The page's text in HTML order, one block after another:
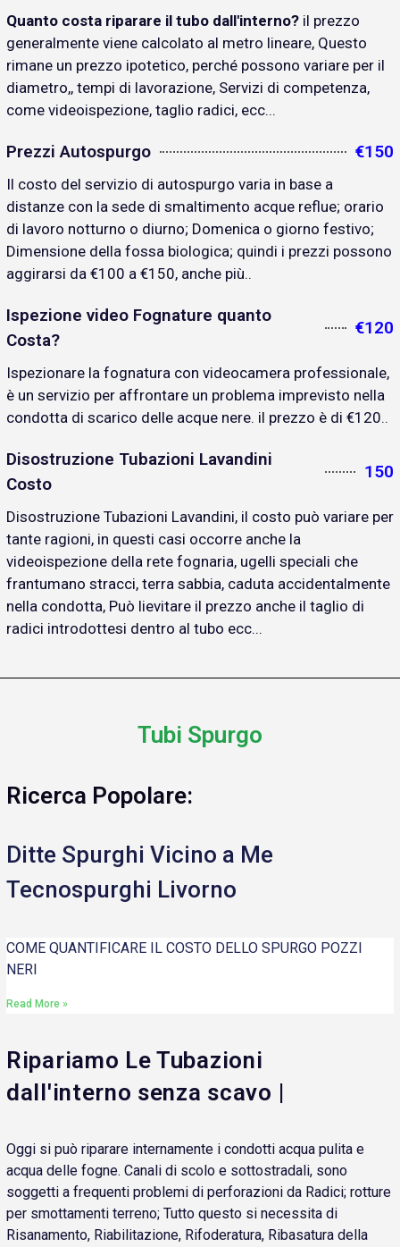
Quanto costa riparare il tubo dall'interno? il prezzo
generalmente viene calcolato al metro lineare, Questo
rimane un prezzo ipotetico, perché possono variare per il
diametro,, tempi di lavorazione, Servizi di competenza,
come videoispezione, taglio radici, ecc...
Prezzi Autospurgo €150
Il costo del servizio di autospurgo varia in base a
distanze con la sede di smaltimento acque reflue; orario
di lavoro notturno o diurno; Domenica o giorno festivo;
Dimensione della fossa biologica; quindi i prezzi possono
aggirarsi da €100 a €150, anche più..
Ispezione video Fognature quanto
Costa?
€120
Ispezionare la fognatura con videocamera professionale,
è un servizio per affrontare un problema imprevisto nella
condotta di scarico delle acque nere. il prezzo è di €120..
Disostruzione Tubazioni Lavandini
Costo
150
Disostruzione Tubazioni Lavandini, il costo può variare per
tante ragioni, in questi casi occorre anche la
videoispezione della rete fognaria, ugelli speciali che
frantumano stracci, terra sabbia, caduta accidentalmente
nella condotta, Può lievitare il prezzo anche il taglio di
radici introdottesi dentro al tubo ecc...
Tubi Spurgo
Ricerca Popolare:
Ditte Spurghi Vicino a Me
Tecnospurghi Livorno
COME QUANTIFICARE IL COSTO DELLO SPURGO POZZI
NERI
Read More »
Ripariamo Le Tubazioni
dall'interno senza scavo |
Oggi si può riparare internamente i condotti acqua pulita e
acqua delle fogne. Canali di scolo e sottostradali, sono
soggetti a frequenti problemi di perforazioni da Radici; rotture
per smottamenti terreno; Tutto questo si necessita di
Risanamento, Riabilitazione, Rifoderatura, Ribasatura della